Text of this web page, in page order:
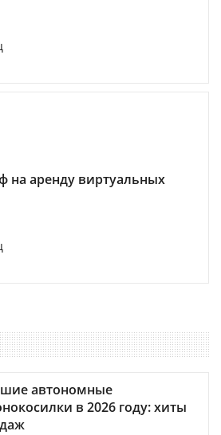
на аренду виртуальных
автономные
в 2026 году: хиты